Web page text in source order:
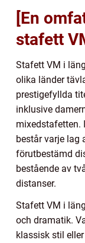
[En
stafett
Stafett VM i
olika länder
prestigefyllda
inklusive
mixedstafetten.
består varje lag
förutbestämd
bestående av
distanser.
Stafett VM i
och dramatik.
klassisk stil